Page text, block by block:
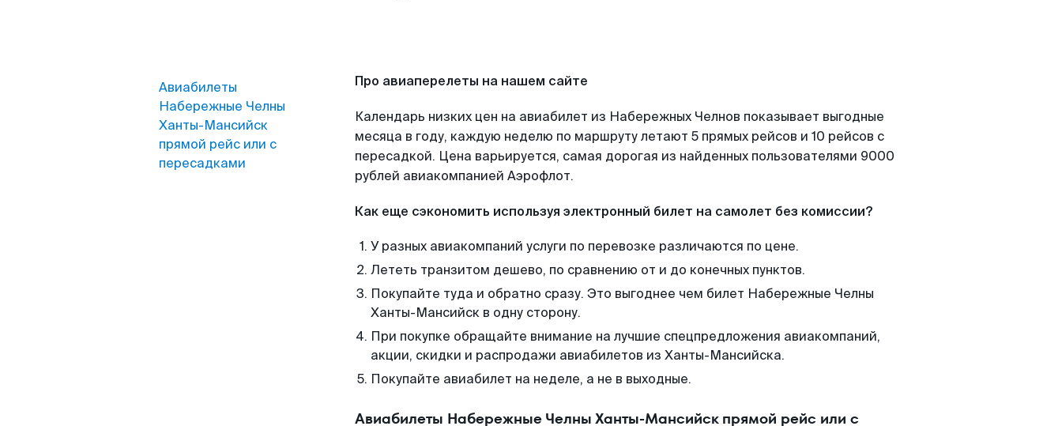
Авиабилеты
Набережные Челны
Ханты-Мансийск
прямой рейс или с
пересадками
Про авиаперелеты на нашем сайте
Календарь низких цен на авиабилет из Набережных Челнов показывает выгодные
месяца в году, каждую неделю по маршруту летают 5 прямых рейсов и 10 рейсов с
пересадкой. Цена варьируется, самая дорогая из найденных пользователями 9000
рублей авиакомпанией Аэрофлот.
Как еще сэкономить используя электронный билет на самолет без комиссии?
У разных авиакомпаний услуги по перевозке различаются по цене.
Лететь транзитом дешево, по сравнению от и до конечных пунктов.
Покупайте туда и обратно сразу. Это выгоднее чем билет Набережные Челны
Ханты-Мансийск в одну сторону.
При покупке обращайте внимание на лучшие спецпредложения авиакомпаний,
акции, скидки и распродажи авиабилетов из Ханты-Мансийска.
Покупайте авиабилет на неделе, а не в выходные.
Авиабилеты Набережные Челны Ханты-Мансийск прямой рейс или с